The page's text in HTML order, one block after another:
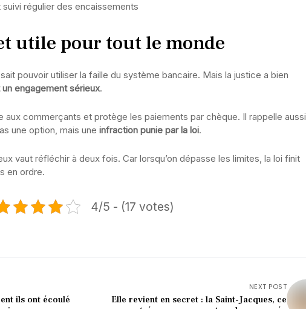
régulier des encaissements
utile pour tout le monde
pouvoir utiliser la faille du système bancaire. Mais la justice a bien
engagement sérieux.
aux commerçants et protège les paiements par chèque. Il rappelle aussi
une option, mais une infraction punie par la loi.
vaut réfléchir à deux fois. Car lorsqu’on dépasse les limites, la loi finit
en ordre.
4/5 - (17 votes)
ils ont écoulé
NEXT POST
Elle revient en secret : la Saint-Jacques, ce